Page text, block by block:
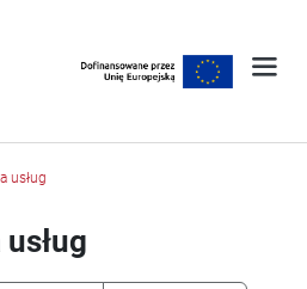
się w nowym oknie
usług